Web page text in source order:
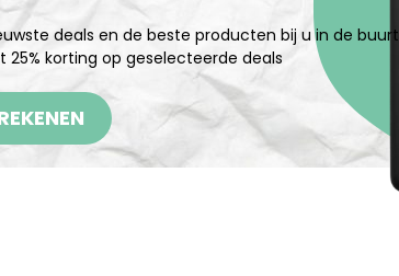
deals en de beste producten bij u in de buurt
25% korting op geselecteerde deals